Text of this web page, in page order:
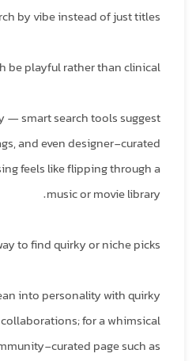
by vibe instead of just titles.
be playful rather than clinical?
— smart search tools suggest
and even designer-curated
feels like flipping through a
music or movie library.
to find quirky or niche picks?
into personality with quirky
for a whimsical
curated page such as